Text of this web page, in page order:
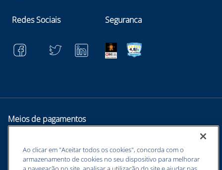
Redes Sociais Seguranca
Meios de pagamentos
Ao clicar em "Aceitar todos os cookies", concorda com o
armazenamento de cookies no seu dispositivo para melhorar